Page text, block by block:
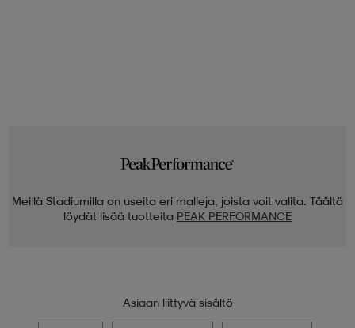
Meillä Stadiumilla on useita eri malleja, joista voit valita. Täältä
löydät lisää tuotteita PEAK PERFORMANCE
Asiaan liittyvä sisältö